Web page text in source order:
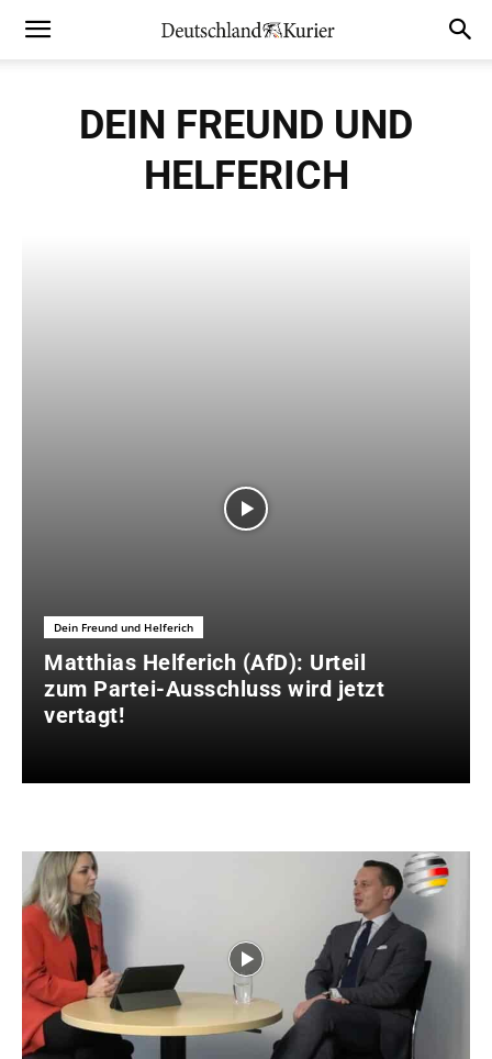
DEIN FREUND UND
HELFERICH
Dein Freund und Helferich
Matthias Helferich (AfD): Urteil
zum Partei-Ausschluss wird jetzt
vertagt!